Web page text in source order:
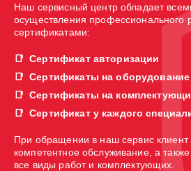
Наш сервисный центр обладает
осуществления профессионального
сертификатами:
Сертификат авторизации
Сертификаты на оборудование
Сертификаты на
Сертификат у каждого
При обращении в наш сервис клиент
компетентное обслуживание, а
все виды работ и комплектующих.